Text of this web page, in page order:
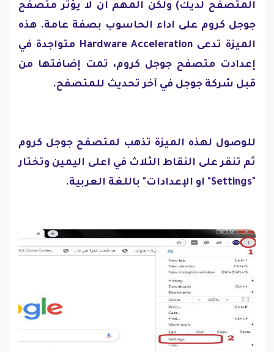
المتصفح لديك) ولكن المهم ان لا يؤثر متصفح
جوجل كروم على اداء الحاسوب بصفة عامة. هذه
الميزة تدعى Hardware Acceleration متواجدة في
إعدادت متصفح جوجل كروم، تمت إضافتها من
قبل شركة جوجل في آخر تحديث للمتصفح.
للوصول لهذه الميزة تذهب لمتصفح جوجل كروم
ثم تنقر على النقاط الثلاث في اعلى اليمين وتختار
"Settings" او الإعدادات" باللغة العربية.